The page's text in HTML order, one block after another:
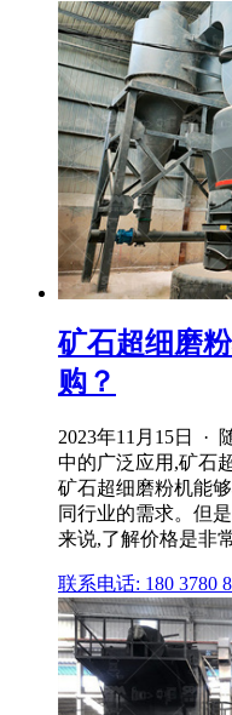
矿石超细磨
购？
2023年11月15日 ·
中的广泛应用,矿石
矿石超细磨粉机能
同行业的需求。但
来说,了解价格是非
联系电话: 180 3780